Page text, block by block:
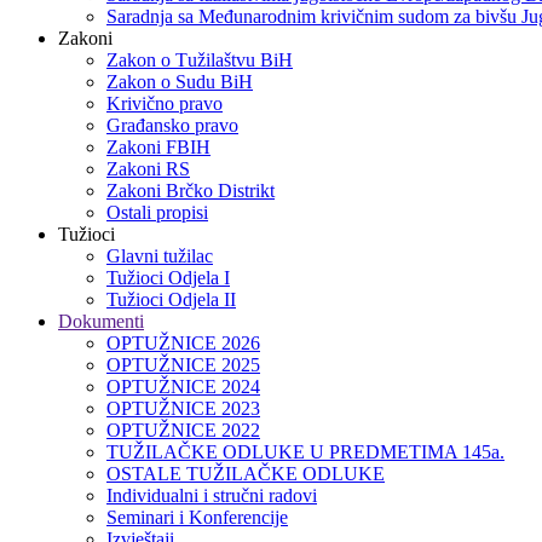
Saradnja sa Međunarodnim krivičnim sudom za bivšu
Zakoni
Zakon o Тužilaštvu BiH
Zakon o Sudu BiH
Krivično pravo
Građansko pravo
Zakoni FBIH
Zakoni RS
Zakoni Brčko Distrikt
Ostali propisi
Tužioci
Glavni tužilac
Tužioci Odjela I
Tužioci Odjela II
Dokumenti
OPTUŽNICE 2026
OPTUŽNICE 2025
OPTUŽNICE 2024
OPTUŽNICE 2023
OPTUŽNICE 2022
TUŽILAČKE ODLUKE U PREDMETIMA 145a.
OSTALE TUŽILAČKE ODLUKE
Individualni i stručni radovi
Seminari i Konferencije